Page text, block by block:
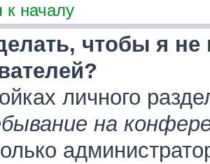
к началу
чтобы я
личного
на